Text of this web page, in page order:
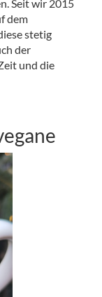
Seit wir 2015
dem
stetig
der
und die